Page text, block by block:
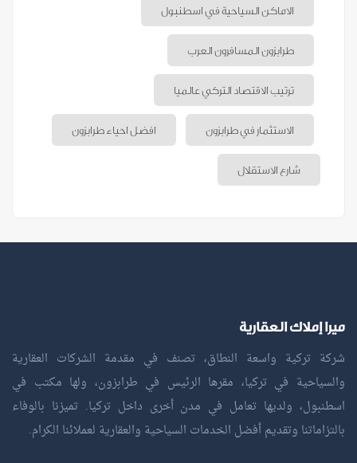
الاماكن السياحية في اسطنبول
طرابزون المسافرون العرب
ترتيب الاقتصاد التركي عالميا
افضل احياء طرابزون الاستثمار في طرابزون
شارع الاستقلال
ميرا إملاك العقارية
شركة تركية واسعة النطاق، تصنف في مقدمة الشركات العقارية
والسياحية في تركيا، مقرها الرئيس في طرابزون، ولها مكتب في
اسطنبول، ولديها تعامل في مدن أخرى داخل تركيا. تميزنا بالوفاء
بالتزاماتنا وتقديم أفضل الخدمات السياحية والعقارية لعملائنا الكرام.